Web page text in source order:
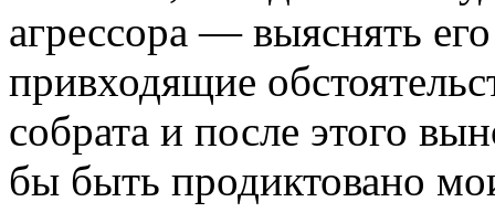
агрессора — выяснять
привходящие
собрата и после этого
бы быть продиктовано